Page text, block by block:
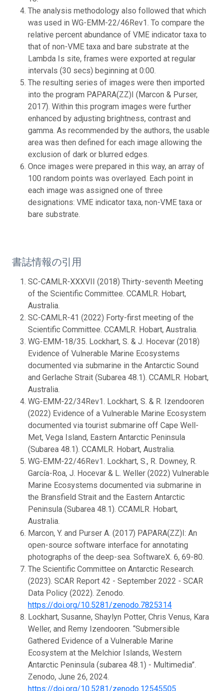
The analysis methodology also followed that which
was used in WG-EMM-22/46Rev1. To compare the
relative percent abundance of VME indicator taxa to
that of non-VME taxa and bare substrate at the
Lambda Is site, frames were exported at regular
intervals (30 secs) beginning at 0:00.
The resulting series of images were then imported
into the program PAPARA(ZZ)I (Marcon & Purser,
2017). Within this program images were further
enhanced by adjusting brightness, contrast and
gamma. As recommended by the authors, the usable
area was then defined for each image allowing the
exclusion of dark or blurred edges.
Once images were prepared in this way, an array of
100 random points was overlayed. Each point in
each image was assigned one of three
designations: VME indicator taxa, non-VME taxa or
bare substrate.
書誌情報の引用
SC-CAMLR-XXXVII (2018) Thirty-seventh Meeting
of the Scientific Committee. CCAMLR. Hobart,
Australia.
SC-CAMLR-41 (2022) Forty-first meeting of the
Scientific Committee. CCAMLR. Hobart, Australia.
WG-EMM-18/35. Lockhart, S. & J. Hocevar (2018)
Evidence of Vulnerable Marine Ecosystems
documented via submarine in the Antarctic Sound
and Gerlache Strait (Subarea 48.1). CCAMLR. Hobart,
Australia.
WG-EMM-22/34Rev1. Lockhart, S. & R. Izendooren
(2022) Evidence of a Vulnerable Marine Ecosystem
documented via tourist submarine off Cape Well-
Met, Vega Island, Eastern Antarctic Peninsula
(Subarea 48.1). CCAMLR. Hobart, Australia.
WG-EMM-22/46Rev1. Lockhart, S., R. Downey, R.
García-Roa, J. Hocevar & L. Weller (2022) Vulnerable
Marine Ecosystems documented via submarine in
the Bransfield Strait and the Eastern Antarctic
Peninsula (Subarea 48.1). CCAMLR. Hobart,
Australia.
Marcon, Y. and Purser A. (2017) PAPARA(ZZ)I: An
open-source software interface for annotating
photographs of the deep-sea. SoftwareX. 6, 69-80.
The Scientific Committee on Antarctic Research.
(2023). SCAR Report 42 - September 2022 - SCAR
Data Policy (2022). Zenodo.
https://doi.org/10.5281/zenodo.7825314
Lockhart, Susanne, Shaylyn Potter, Chris Venus, Kara
Weller, and Remy Izendooren. “Submersible
Gathered Evidence of a Vulnerable Marine
Ecosystem at the Melchior Islands, Western
Antarctic Peninsula (subarea 48.1) - Multimedia”.
Zenodo, June 26, 2024.
https://doi.org/10.5281/zenodo.12545505